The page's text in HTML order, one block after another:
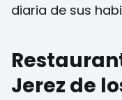
diaria de sus
Jerez de